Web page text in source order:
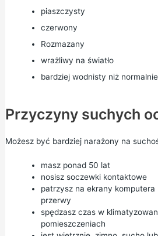
piaszczysty
czerwony
Rozmazany
wrażliwy na światło
bardziej wodnisty niż normalnie
Przyczyny suchych
Możesz być bardziej narażony na
masz ponad 50 lat
nosisz soczewki kontaktowe
patrzysz na ekrany komputera
przerwy
spędzasz czas w
pomieszczeniach